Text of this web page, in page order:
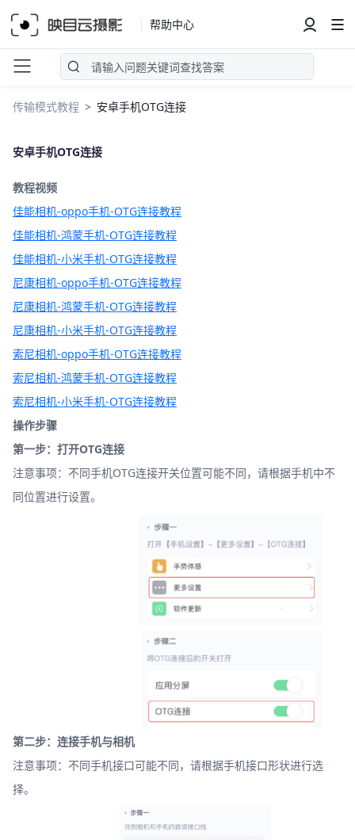
帮助中心
传输模式教程 安卓手机OTG连接
安卓手机OTG连接
教程视频
佳能相机-oppo手机-OTG连接教程
佳能相机-鸿蒙手机-OTG连接教程
佳能相机-小米手机-OTG连接教程
尼康相机-oppo手机-OTG连接教程
尼康相机-鸿蒙手机-OTG连接教程
尼康相机-小米手机-OTG连接教程
索尼相机-oppo手机-OTG连接教程
索尼相机-鸿蒙手机-OTG连接教程
索尼相机-小米手机-OTG连接教程
操作步骤
第一步：打开OTG连接
注意事项：不同手机OTG连接开关位置可能不同，请根据手机中不
同位置进行设置。
第二步：连接手机与相机
注意事项：不同手机接口可能不同，请根据手机接口形状进行选
择。